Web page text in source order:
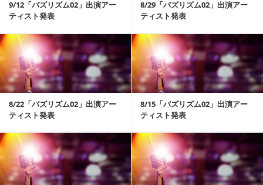
9/12「バズリズム02」出演アー
ティスト発表
8/29「バズリズム02」出演アー
ティスト発表
8/22「バズリズム02」出演アー
ティスト発表
8/15「バズリズム02」出演アー
ティスト発表
記事を読む
記事を読む